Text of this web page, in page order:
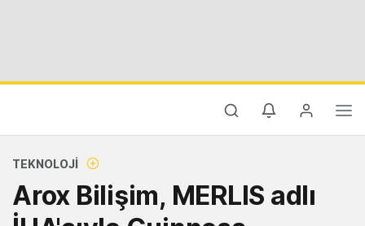
TEKNOLOJI
Arox Bilişim, MERLIS adlı